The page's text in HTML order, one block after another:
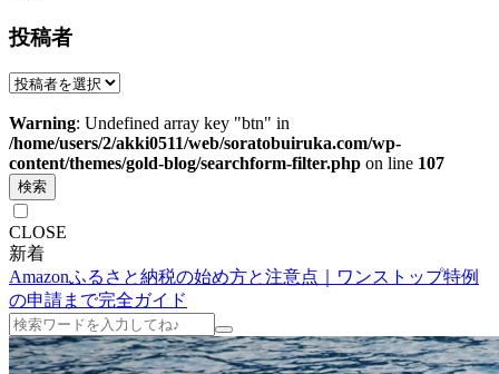
投稿者
Warning: Undefined array key "btn" in
/home/users/2/akki0511/web/soratobuiruka.com/wp-
content/themes/gold-blog/searchform-filter.php on line 107
検索
CLOSE
新着
Amazonふるさと納税の始め方と注意点｜ワンストップ特例
の申請まで完全ガイド